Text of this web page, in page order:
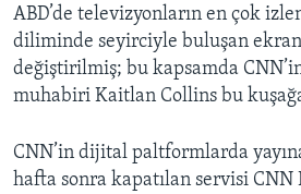
ABD’de televizyonların en çok
diliminde seyirciyle buluşan
değiştirilmiş; bu kapsamda
muhabiri Kaitlan Collins bu
CNN’in dijital paltformlarda
hafta sonra kapatılan servisi CNN